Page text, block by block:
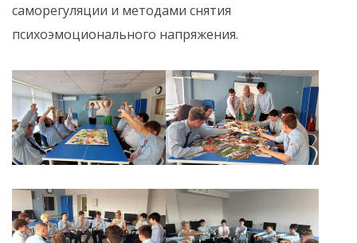
саморегуляции и методами снятия
психоэмоционального напряжения.